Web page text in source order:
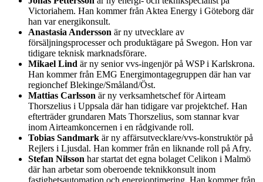
Victoriahem. Han kommer från Aktea Energy i Göteborg där
han var energikonsult.
Anastasia Andersson är ny utvecklare av
försäljningsprocesser och produktägare på Swegon. Hon var
tidigare teknisk marknadsförare.
Mikael Lind är ny senior vvs-ingenjör på WSP i Karlskrona.
Han kommer från EMG Energimontagegruppen där han var
regionchef Blekinge/Småland/Öst.
Mattias Carlsson är ny verksamhetschef för Airteam
Thorszelius i Uppsala där han tidigare var projektchef. Han
efterträder grundaren Mats Thorszelius, som stannar kvar
inom Airteamkoncernen i en rådgivande roll.
Tobias Sandmark är ny affärsutvecklare/vvs-konstruktör på
Rejlers i Ljusdal. Han kommer från en liknande roll på Afry.
Stefan Nilsson har startat det egna bolaget Celikon i Malmö
där han arbetar som oberoende teknikkonsult inom
fastighetsautomation och energioptimering. Han kommer från